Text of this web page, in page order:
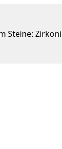
Steine: